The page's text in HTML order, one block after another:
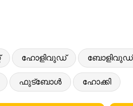
ഹോളിവുഡ് ബോളിവുഡ്
ഫുട്ബോൾ ഹോക്കി